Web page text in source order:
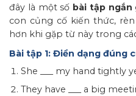
đây là một số bài tập ngắn
con củng cố kiến thức,
hơn khi gặp từ này trong
Bài tập 1: Điền dạng đúng
She ___ my hand tightly
They have ___ a big